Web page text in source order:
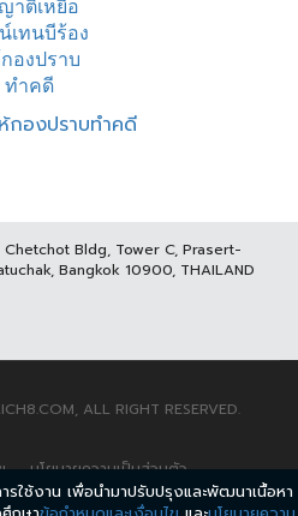
กองปราบทำคดี
Bldg, Tower C, Prasert-
Bangkok 10900, THAILAND
ALL RIGHT RESERVED.
นโยบายความเป็นส่วนตัว
รใช้งาน เพื่อนำมาปรับปรุงและพัฒนาเนื้อหา